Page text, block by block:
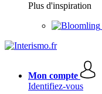
Plus d'inspiration
Mon compte
Identifiez-vous